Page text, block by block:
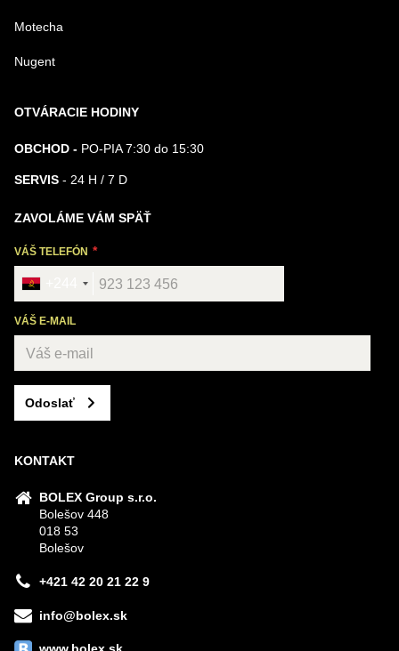
Motecha
Nugent
OTVÁRACIE HODINY
OBCHOD - PO-PIA 7:30 do 15:30
SERVIS - 24 H / 7 D
ZAVOLÁME VÁM SPÄŤ
VÁŠ TELEFÓN
VÁŠ E-MAIL
Odoslať
KONTAKT
BOLEX Group s.r.o.
Bolešov 448
018 53
Bolešov
+421 42 20 21 22 9
info@bolex.sk